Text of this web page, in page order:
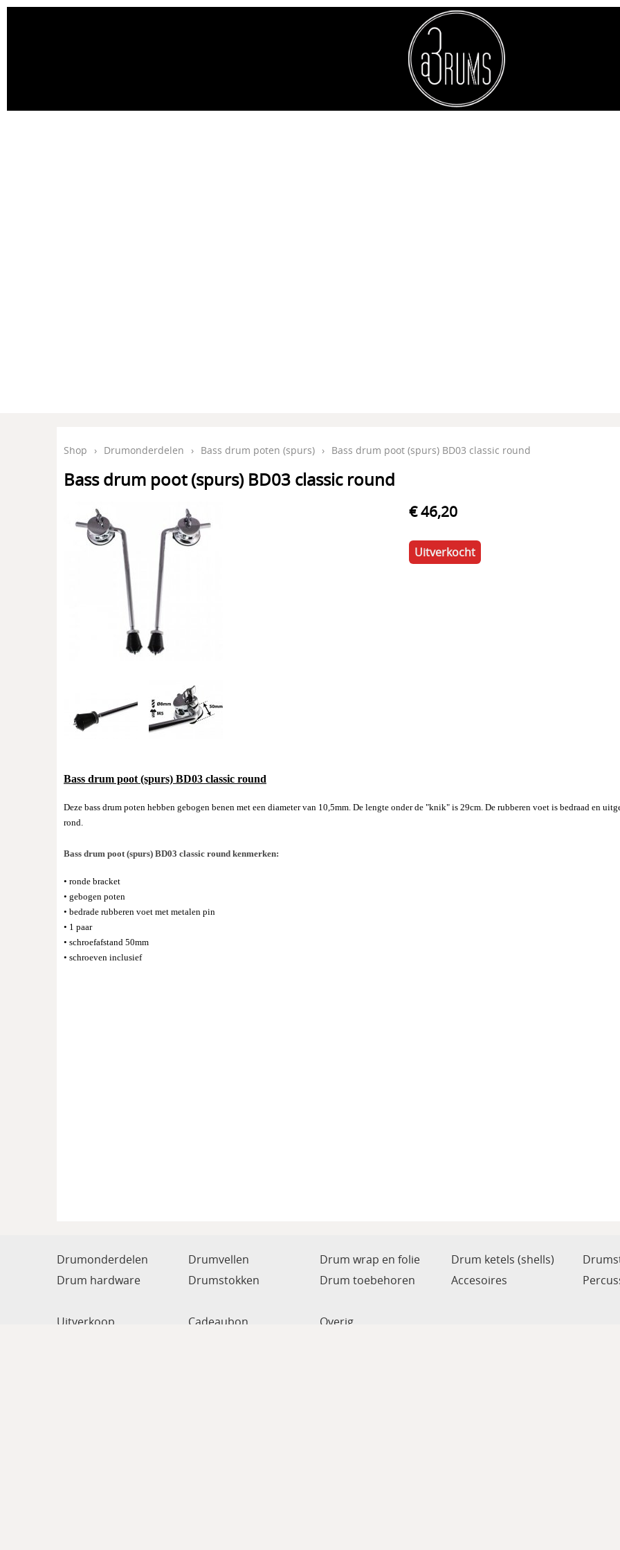
Shop › Drumonderdelen › Bass drum poten (spurs) › Bass drum poot (spurs) BD03 classic round
Bass drum poot (spurs) BD03 classic round
€ 46,20
Uitverkocht
Bass drum poot (spurs) BD03 classic round
Deze bass drum poten hebben gebogen benen met een diameter van 10,5mm. De lengte onder de "knik" is 29cm. De rubberen voet is bedraad en
rond.
Bass drum poot (spurs) BD03 classic round kenmerken:
• ronde bracket
• gebogen poten
• bedrade rubberen voet met metalen pin
• 1 paar
• schroefafstand 50mm
• schroeven inclusief
Drumonderdelen Drumvellen Drum wrap en folie Drum ketels (shells)
Drum hardware
Drumstokken Drum toebehoren Accesoires
Uitverkoop
Cadeaubon Overig